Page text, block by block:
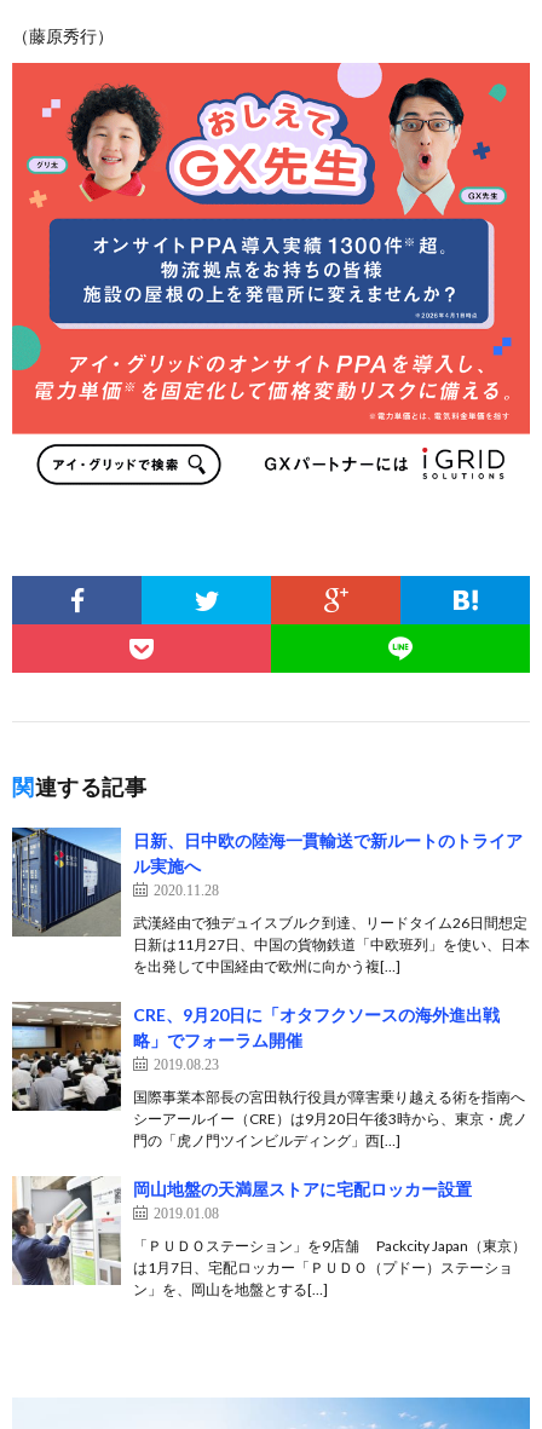
（藤原秀行）
関連する記事
日新、日中欧の陸海一貫輸送で新ルートのトライア
ル実施へ
2020.11.28
武漢経由で独デュイスブルク到達、リードタイム26日間想定
日新は11月27日、中国の貨物鉄道「中欧班列」を使い、日本
を出発して中国経由で欧州に向かう複[…]
CRE、9月20日に「オタフクソースの海外進出戦
略」でフォーラム開催
2019.08.23
国際事業本部長の宮田執行役員が障害乗り越える術を指南へ
シーアールイー（CRE）は9月20日午後3時から、東京・虎ノ
門の「虎ノ門ツインビルディング」西[…]
岡山地盤の天満屋ストアに宅配ロッカー設置
2019.01.08
「ＰＵＤＯステーション」を9店舗 Packcity Japan（東京）
は1月7日、宅配ロッカー「ＰＵＤＯ（プドー）ステーショ
ン」を、岡山を地盤とする[…]